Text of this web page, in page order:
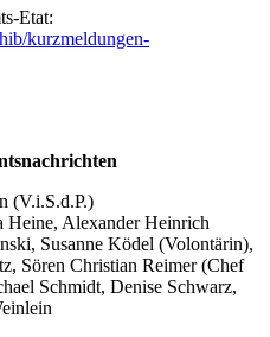
Etat:
kurzmeldungen-
(V.i.S.d.P.)
Heine, Alexander Heinrich
Susanne Ködel (Volontärin),
Sören Christian Reimer (Chef
Schmidt, Denise Schwarz,